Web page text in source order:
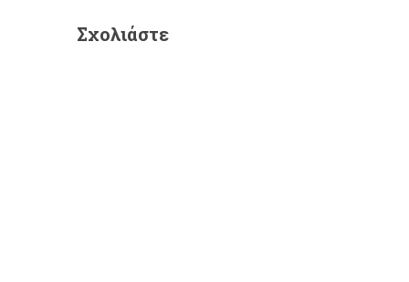
Σχολιάστε